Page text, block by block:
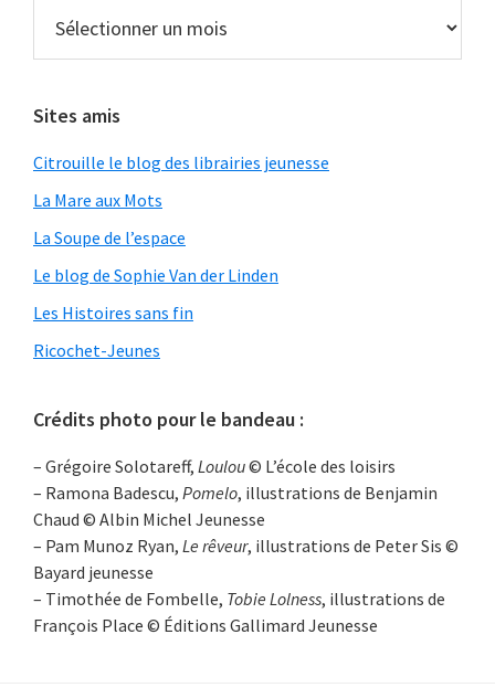
Sites amis
Citrouille le blog des librairies jeunesse
La Mare aux Mots
La Soupe de l’espace
Le blog de Sophie Van der Linden
Les Histoires sans fin
Ricochet-Jeunes
Crédits photo pour le bandeau :
– Grégoire Solotareff, Loulou© L’école des loisirs
– Ramona Badescu, Pomelo, illustrations de Benjamin
Chaud © Albin Michel Jeunesse
– Pam Munoz Ryan, Le rêveur, illustrations de Peter Sis ©
Bayard jeunesse
– Timothée de Fombelle, Tobie Lolness, illustrations de
François Place © Éditions Gallimard Jeunesse